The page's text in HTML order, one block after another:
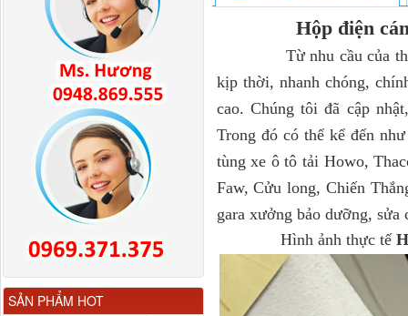
Hộp điện
Từ nhu cầu của thực
kịp thời, nhanh chóng,
cao. Chúng tôi đã cập
Trong đó có thể kể đến
tùng xe ô tô tải Howo,
Faw, Cửu long, Chiến
gara xưởng bảo dưỡng,
Hình ảnh thực tế
SẢN PHẨM HOT
M4610162101A0 Tapbi
cửa Thaco...
Gương chiếu hậu FAW
JH6 có sấy...